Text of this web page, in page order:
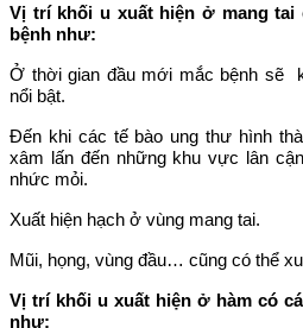
Vị trí khối u xuất hiện ở mang tai
bệnh như:
Ở thời gian đầu mới mắc bệnh sẽ
nổi bật.
Đến khi các tế bào ung thư hình
xâm lấn đến những khu vực lân
nhức mỏi.
Xuất hiện hạch ở vùng mang tai.
Mũi, họng, vùng đầu… cũng có thể
Vị trí khối u xuất hiện ở hàm có
như: